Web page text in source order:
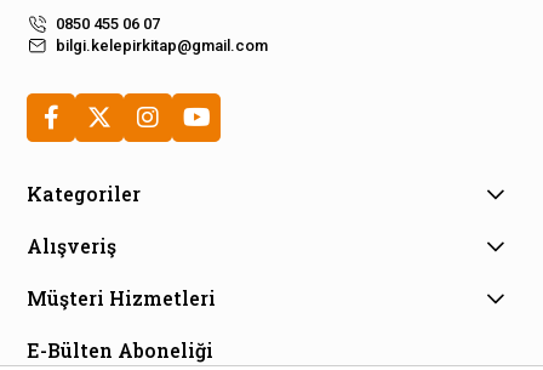
0850 455 06 07
bilgi.kelepirkitap@gmail.com
Kategoriler
Alışveriş
Müşteri Hizmetleri
E-Bülten Aboneliği